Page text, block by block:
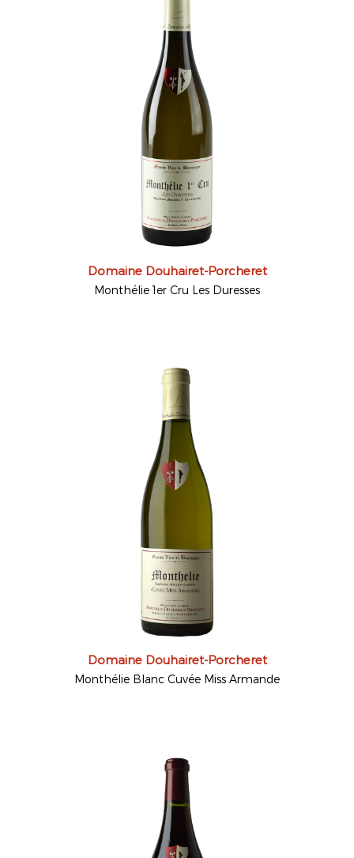
Domaine Douhairet-Porcheret
Monthélie 1er Cru Les Duresses
Domaine Douhairet-Porcheret
Monthélie Blanc Cuvée Miss Armande